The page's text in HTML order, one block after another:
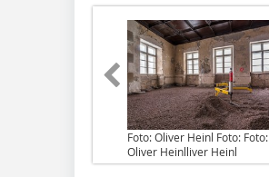
Foto: Oliver Heinl Foto: Foto:
Oliver Heinlliver Heinl